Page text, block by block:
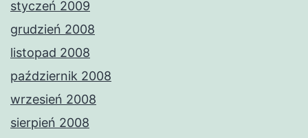
styczeń 2009
grudzień 2008
listopad 2008
październik 2008
wrzesień 2008
sierpień 2008